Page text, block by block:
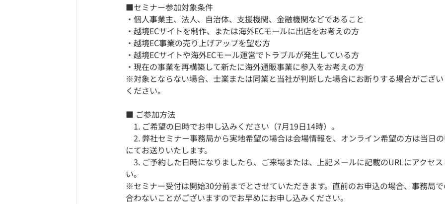
■セミナー参加対象条件
・個人事業主、法人、自治体、支援機関、金融機関などであること
・越境ECサイトを制作、または海外ECモールに出店をお考えの方
・越境EC事業の売り上げアップを望む方
・越境ECサイトや海外ECモール運営でトラブルが発生している方
・現在の事業を再構築して新たに海外通販事業に参入をお考えの方
※対象とならない場合、士業または同業と当社が判断した場合にお断りする場合がござ
ください。
■ ご参加方法
1. ご希望の日時でお申し込みください（7月19日14時）。
2. 弊社セミナー事務局から実地希望の場合は会場情報を、オンライン希望の方は当日
にてお送りいたします。
3. ご予約した日時になりましたら、ご来場または、上記メールに記載のURLにアクセ
い。
※セミナー受付は開始30分前までとさせていただきます。直前のお申込の場合、事務局
合わないことがございますのでお早めにお申し込みください。